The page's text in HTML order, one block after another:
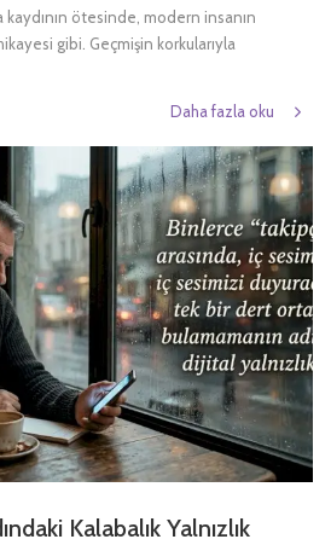
kaydının ötesinde, modern insanın
gibi. Geçmişin korkularıyla
Daha fazla oku
Kalabalık Yalnızlık